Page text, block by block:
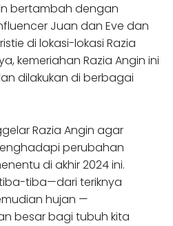
bertambah dengan
Juan dan Eve dan
di lokasi-lokasi Razia
kemeriahan Razia Angin ini
dilakukan di berbagai
Razia Angin agar
perubahan
di akhir 2024 ini.
tiba—dari teriknya
hujan —
besar bagi tubuh kita